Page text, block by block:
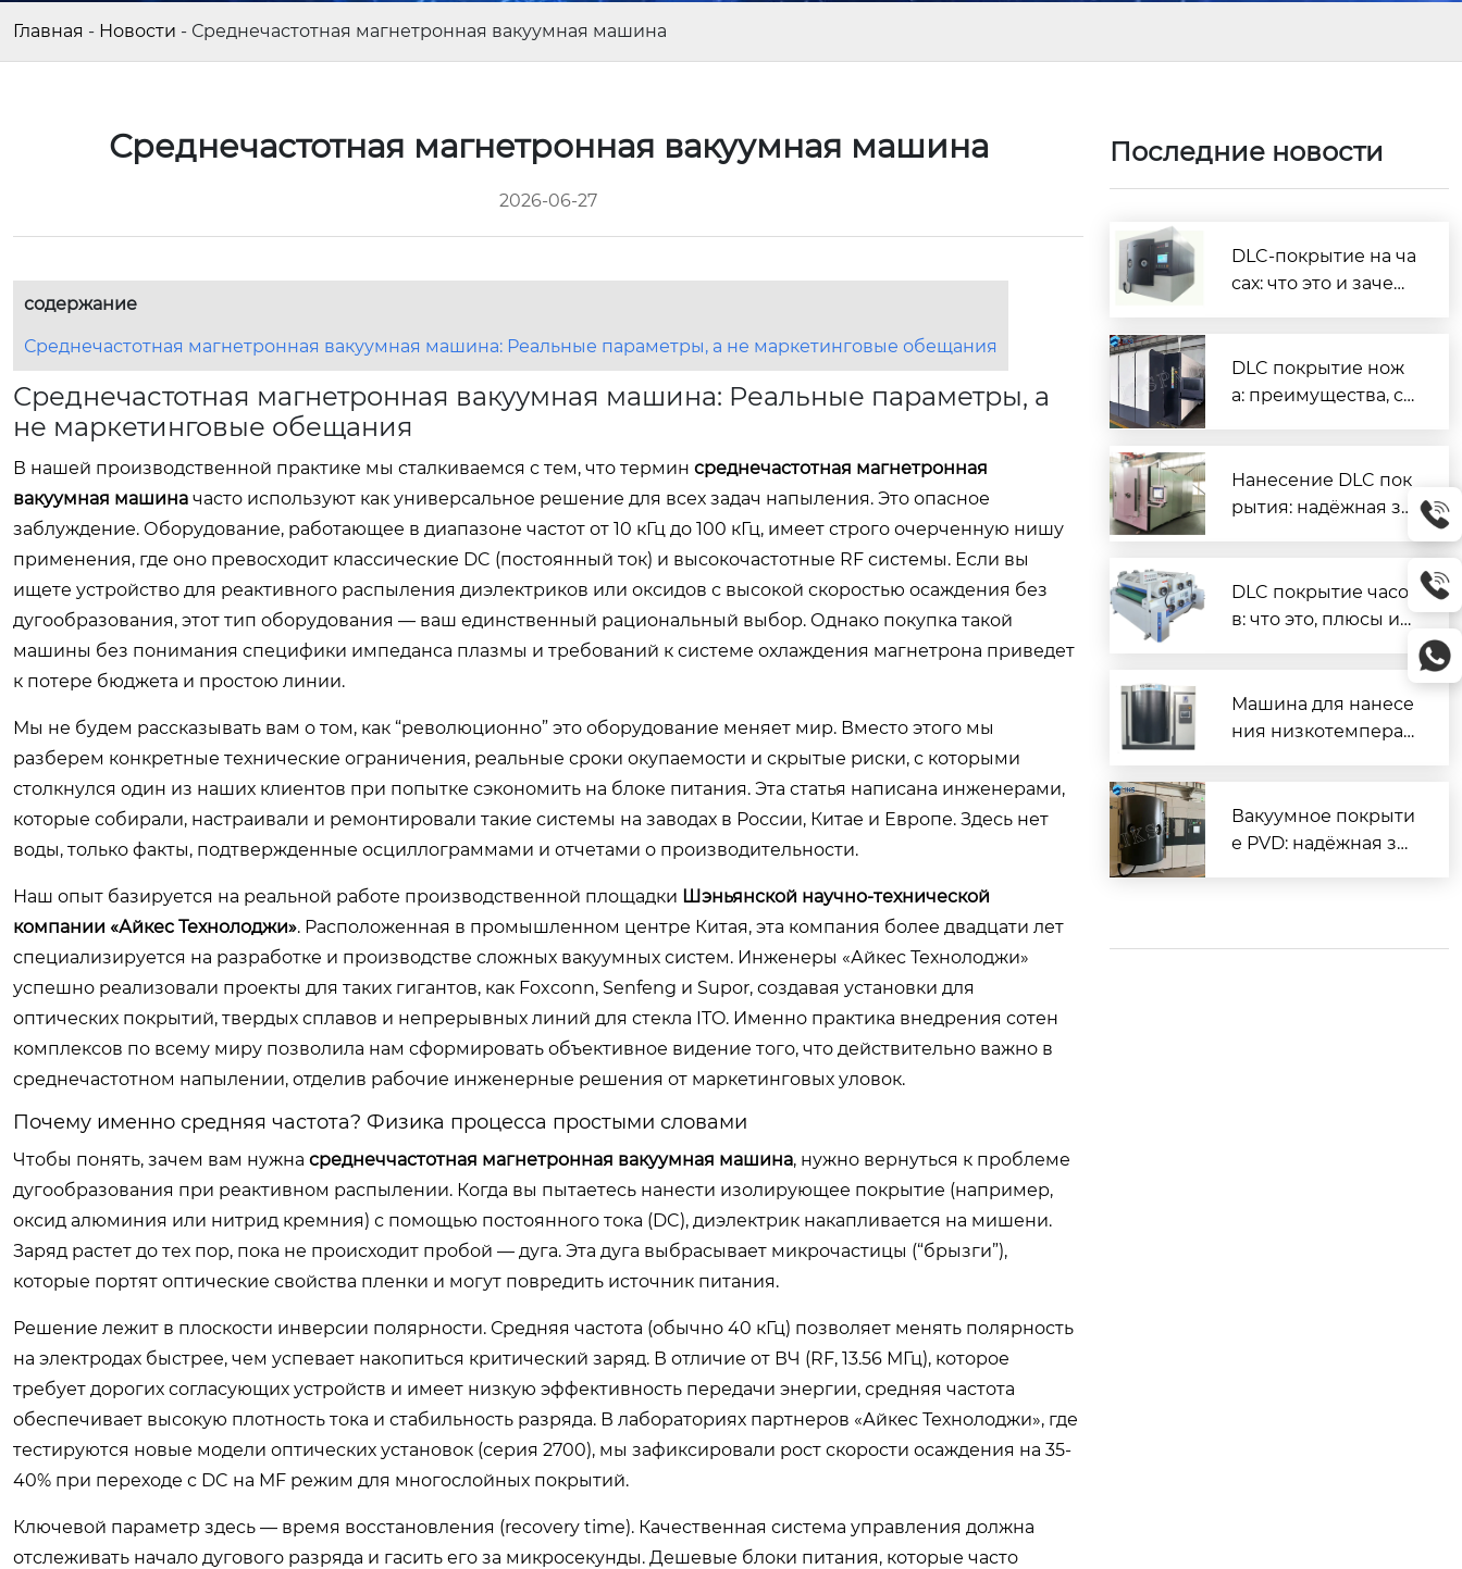
Главная - Новости - Среднечастотная магнетронная вакуумная машина
Среднечастотная магнетронная вакуумная машина
2026-06-27
содержание
Среднечастотная магнетронная вакуумная машина: Реальные параметры, а не маркетинговые обещания
Среднечастотная магнетронная вакуумная машина: Реальные параметры, а
не маркетинговые обещания
В нашей производственной практике мы сталкиваемся с тем, что термин среднечастотная магнетронная
вакуумная машина часто используют как универсальное решение для всех задач напыления. Это опасное
заблуждение. Оборудование, работающее в диапазоне частот от 10 кГц до 100 кГц, имеет строго очерченную нишу
применения, где оно превосходит классические DC (постоянный ток) и высокочастотные RF системы. Если вы
ищете устройство для реактивного распыления диэлектриков или оксидов с высокой скоростью осаждения без
дугообразования, этот тип оборудования — ваш единственный рациональный выбор. Однако покупка такой
машины без понимания специфики импеданса плазмы и требований к системе охлаждения магнетрона приведет
к потере бюджета и простою линии.
Мы не будем рассказывать вам о том, как “революционно” это оборудование меняет мир. Вместо этого мы
разберем конкретные технические ограничения, реальные сроки окупаемости и скрытые риски, с которыми
столкнулся один из наших клиентов при попытке сэкономить на блоке питания. Эта статья написана инженерами,
которые собирали, настраивали и ремонтировали такие системы на заводах в России, Китае и Европе. Здесь нет
воды, только факты, подтвержденные осциллограммами и отчетами о производительности.
Наш опыт базируется на реальной работе производственной площадки Шэньянской научно-технической
компании «Айкес Технолоджи». Расположенная в промышленном центре Китая, эта компания более двадцати лет
специализируется на разработке и производстве сложных вакуумных систем. Инженеры «Айкес Технолоджи»
успешно реализовали проекты для таких гигантов, как Foxconn, Senfeng и Supor, создавая установки для
оптических покрытий, твердых сплавов и непрерывных линий для стекла ITO. Именно практика внедрения сотен
комплексов по всему миру позволила нам сформировать объективное видение того, что действительно важно в
среднечастотном напылении, отделив рабочие инженерные решения от маркетинговых уловок.
Почему именно средняя частота? Физика процесса простыми словами
Чтобы понять, зачем вам нужна среднеччастотная магнетронная вакуумная машина, нужно вернуться к проблеме
дугообразования при реактивном распылении. Когда вы пытаетесь нанести изолирующее покрытие (например,
оксид алюминия или нитрид кремния) с помощью постоянного тока (DC), диэлектрик накапливается на мишени.
Заряд растет до тех пор, пока не происходит пробой — дуга. Эта дуга выбрасывает микрочастицы (“брызги”),
которые портят оптические свойства пленки и могут повредить источник питания.
Решение лежит в плоскости инверсии полярности. Средняя частота (обычно 40 кГц) позволяет менять полярность
на электродах быстрее, чем успевает накопиться критический заряд. В отличие от ВЧ (RF, 13.56 МГц), которое
требует дорогих согласующих устройств и имеет низкую эффективность передачи энергии, средняя частота
обеспечивает высокую плотность тока и стабильность разряда. В лабораториях партнеров «Айкес Технолоджи», где
тестируются новые модели оптических установок (серия 2700), мы зафиксировали рост скорости осаждения на 35-
40% при переходе с DC на MF режим для многослойных покрытий.
Ключевой параметр здесь — время восстановления (recovery time). Качественная система управления должна
отслеживать начало дугового разряда и гасить его за микросекунды. Дешевые блоки питания, которые часто
Последние новости
DLC-покрытие на ча
сах: что это и зачем
DLC покрытие нож
а: преимущества, ср
Нанесение DLC пок
рытия: надёжная за
DLC покрытие часо
в: что это, плюсы и
Машина для нанесе
ния низкотемперат
ение для промышл
енного применени
Вакуумное покрыти
е PVD: надёжная за